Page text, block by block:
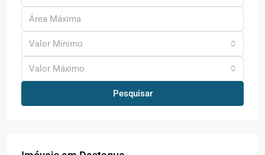
Valor Mínimo
Valor Máximo
Pesquisar